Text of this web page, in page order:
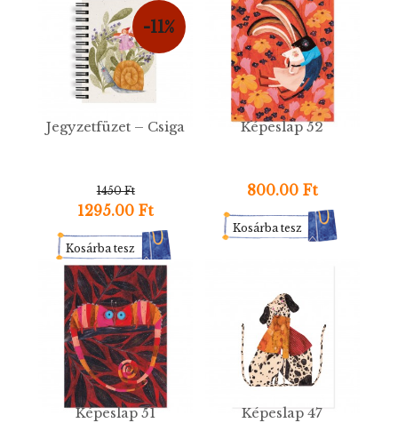
-11%
Jegyzetfüzet – Csiga
1450 Ft
1295.00 Ft
Kosárba tesz
Képeslap 52
800.00 Ft
Kosárba tesz
Képeslap 51 Képeslap 47